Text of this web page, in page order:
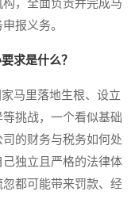
，全面负责并完成马
报义务。
求是什么？
马里落地生根、设立
挑战，一个看似基础
的财务与税务如何处
独立且严格的法律体
都可能带来罚款、经